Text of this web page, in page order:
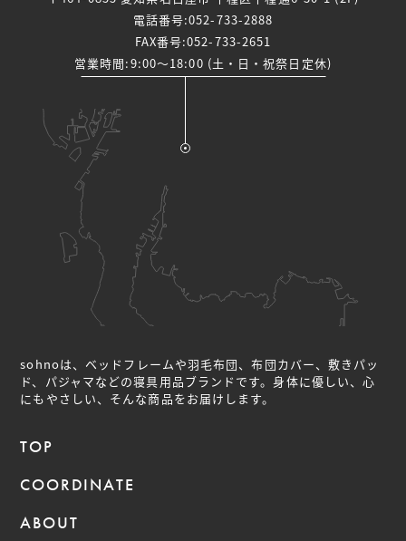
電話番号:052-733-2888
FAX番号:052-733-2651
営業時間:9:00～18:00 (土・日・祝祭日定休)
sohnoは、ベッドフレームや羽毛布団、布団カバー、敷きパッ
ド、パジャマなどの寝具用品ブランドです。身体に優しい、心
にもやさしい、そんな商品をお届けします。
TOP
COORDINATE
ABOUT